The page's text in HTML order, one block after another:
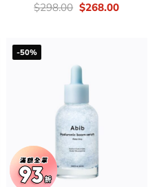
價
錢：
$298.00 Original
price
$268.00Current
-50%